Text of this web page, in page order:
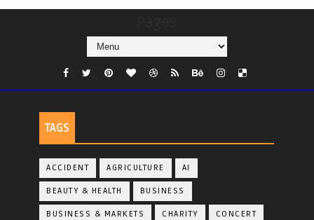
TAGS
ACCIDENT AGRICULTURE AI
BEAUTY & HEALTH BUSINESS
BUSINESS & MARKETS CHARITY CONCERT